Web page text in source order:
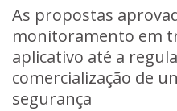
As propostas
monitoramento em
aplicativo até a
comercialização de
segurança